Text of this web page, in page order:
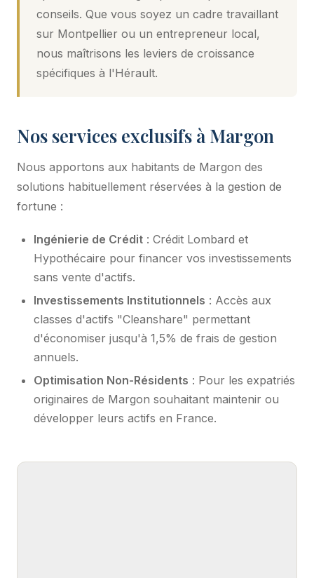
conseils. Que vous soyez un cadre travaillant
sur Montpellier ou un entrepreneur local,
nous maîtrisons les leviers de croissance
spécifiques à l'Hérault.
Nos services exclusifs à Margon
Nous apportons aux habitants de Margon des
solutions habituellement réservées à la gestion de
fortune :
Ingénierie de Crédit : Crédit Lombard et
Hypothécaire pour financer vos investissements
sans vente d'actifs.
Investissements Institutionnels : Accès aux
classes d'actifs "Cleanshare" permettant
d'économiser jusqu'à 1,5% de frais de gestion
annuels.
Optimisation Non-Résidents : Pour les expatriés
originaires de Margon souhaitant maintenir ou
développer leurs actifs en France.